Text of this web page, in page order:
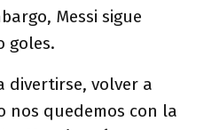
Messi sigue
goles.
divertirse, volver a
nos quedemos con la